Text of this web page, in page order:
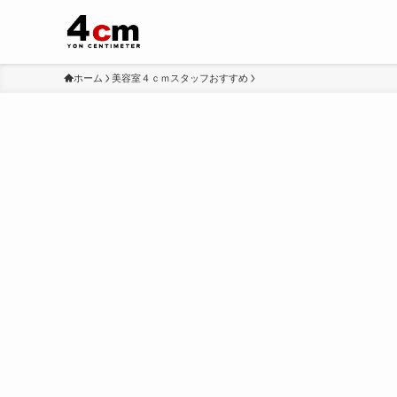
ホーム 美容室４ｃｍスタッフおすすめ